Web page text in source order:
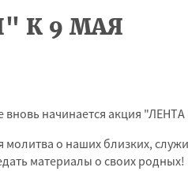
К 9 МАЯ
начинается акция
молитва о наших близких,
материалы о своих родных!